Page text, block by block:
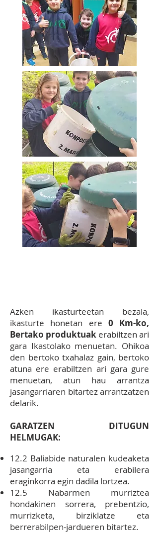
Azken ikasturteetan bezala,
ikasturte honetan ere 0
Km-ko,
Bertako produktuak erabiltzen ari
gara Ikastolako menuetan. Ohikoa
den bertoko txahalaz gain, bertoko
atuna ere erabiltzen ari gara gure
menuetan, atun hau arrantza
jasangarriaren bitartez arrantzatzen
delarik.
GARATZEN DITUGUN
HELMUGAK:
12.2 Baliabide naturalen kudeaketa
jasangarria eta erabilera
eraginkorra egin dadila lortzea.
12.5 Nabarmen murriztea
hondakinen sorrera, prebentzio,
murrizketa, birziklatze eta
berrerabilpen‐jardueren bitartez.